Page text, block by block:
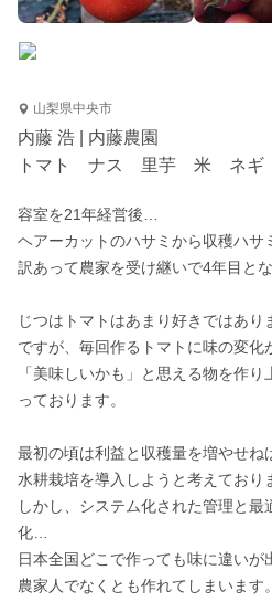
山梨県中央市
内藤 浩 | 内藤農園
トマト ナス 里芋 米 ネギ
容室を21年経営後…
ヘアーカットのハサミから収穫ハサ
訳あって農家を受け継いで4年目とな
じつはトマトはあまり好きではあり
ですが、毎回作るトマトに味の変化
「美味しいかも」と思える物を作
っております。
最初の頃は利益と収穫量を増やせね
水耕栽培を導入しようと考えており
しかし、システム化された管理と
化…
日本全国どこで作っても味に違いが
農家人でなくとも作れてしまいます。